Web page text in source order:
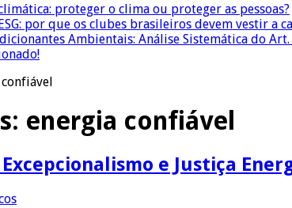
proteger o clima ou proteger as pessoas?
por que os clubes brasileiros devem vestir a
Ambientais: Análise Sistemática do
energia confiável
e Justiça